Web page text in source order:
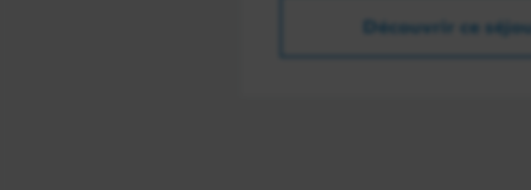
Découvrir ce